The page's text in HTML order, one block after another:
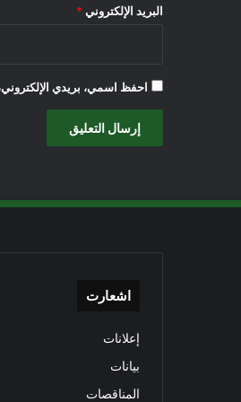
البريد الإلكتروني *
احفظ اسمي، بريدي
اشعارت
إعلانات
بيانات
المناقصات